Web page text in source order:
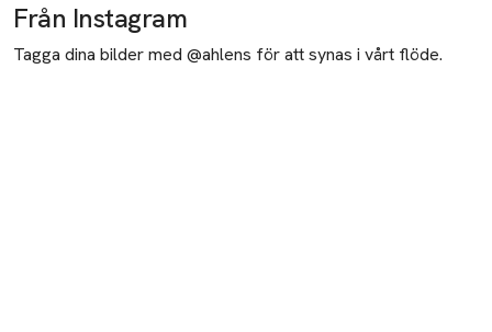
Från Instagram
Tagga dina bilder med @ahlens för att synas i vårt flöde.